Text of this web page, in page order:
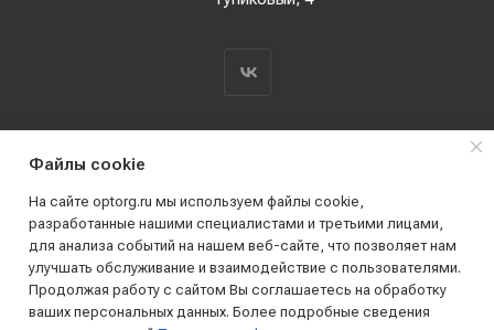
2019 - 2026 © АО КПК "Ставропольстройопторг"
Все права защищены
Файлы cookie
На сайте optorg.ru мы используем файлы cookie,
разработанные нашими специалистами и третьими лицами,
для анализа событий на нашем веб-сайте, что позволяет нам
улучшать обслуживание и взаимодействие с пользователями.
Продолжая работу с сайтом Вы соглашаетесь на обработку
ваших персональных данных. Более подробные сведения